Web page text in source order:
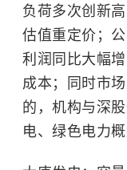
负荷多次创新
估值重定价；
利润同比大幅
成本；同时市
的，机构与深
电、绿色电力概